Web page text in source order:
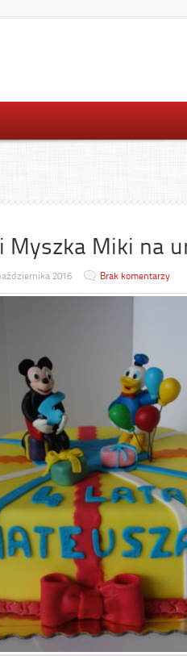
Myszka Miki na
2016 Brak komentarzy